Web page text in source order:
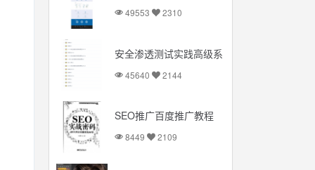
完整源码
49553 2310
安全渗透测试实践高级系
45640 2144
SEO推广百度推广教程
SEO排名
8449 2109